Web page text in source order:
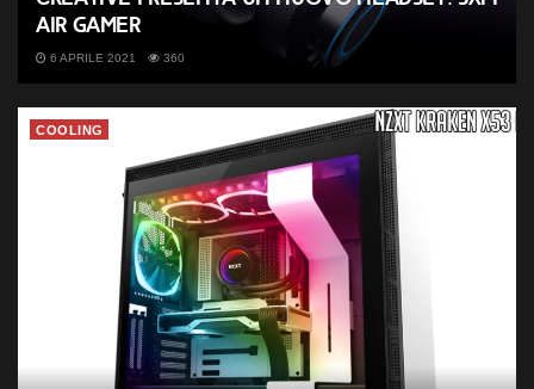
AIR GAMER
6 APRILE 2021 360
COOLING